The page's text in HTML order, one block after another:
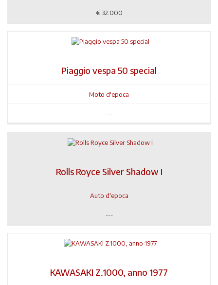
€ 32.000
Piaggio vespa 50 special
Moto d'epoca
---
Rolls Royce Silver Shadow I
Auto d'epoca
---
KAWASAKI Z.1000, anno 1977